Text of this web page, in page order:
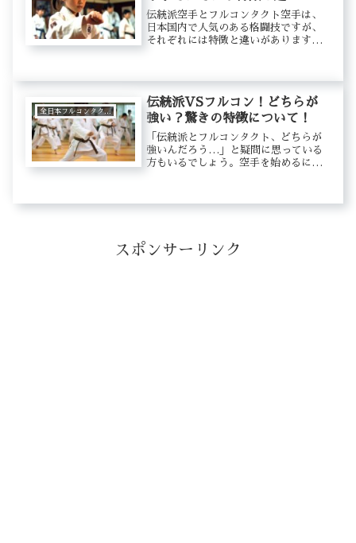
伝統派空手とフルコンタクト空手は、
日本国内で人気のある格闘技ですが、
それぞれには特徴と違いがあります。
れて...
全日本フルコンタクト空手道連盟
伝統派VSフルコン！どちらが
強い？驚きの特徴について！
「伝統派とフルコンタクト、どちらが
強いんだろう…」と疑問に思っている
方もいるでしょう。空手を始めるにあ
スポンサーリンク